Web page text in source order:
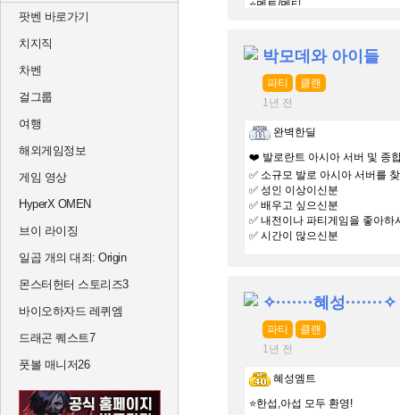
팟벤 바로가기
치지직
차벤
걸그룹
여행
해외게임정보
게임 영상
HyperX OMEN
브이 라이징
일곱 개의 대죄: Origin
몬스터헌터 스토리즈3
바이오하자드 레퀴엠
드래곤 퀘스트7
풋볼 매니저26
⭐멘토/멘티
박모데와 아이들
파티
클랜
1년 전
완벽한딜
❤️ 발로란트 아시아 서버 및 종
✅ 소규모 발로 아시아 서버를
✅ 성인 이상이신분
✅ 배우고 싶으신분
✅ 내전이나 파티게임을 좋아하
✅ 시간이 많으신분
✧·······혜성·······✧
파티
클랜
1년 전
혜성엠트
⭐한섭,아섭 모두 환영!